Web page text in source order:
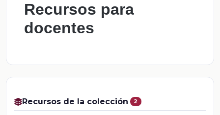
Recursos para
docentes
Recursos de la colección 2